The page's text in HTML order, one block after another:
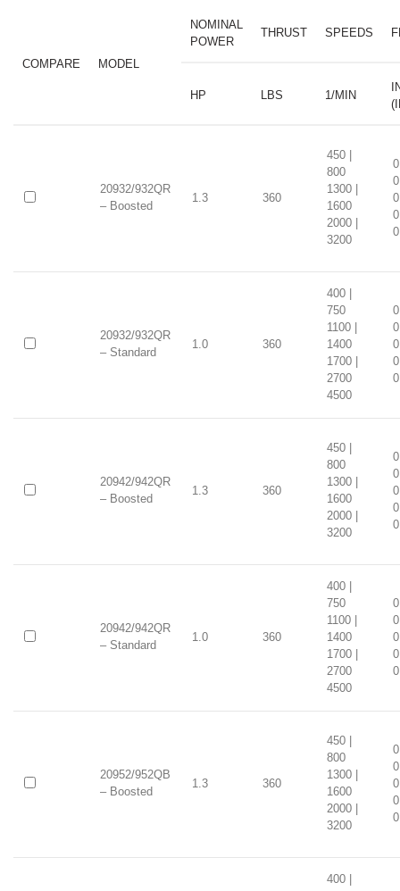
COMPARE MODEL
NOMINAL
POWER
THRUST SPEEDS
HP LBS 1/MIN
20932/932QR
– Boosted
1.3 360
450 |
800
1300 |
1600
2000 |
3200
20932/932QR
– Standard
1.0 360
400 |
750
1100 |
1400
1700 |
2700
4500
20942/942QR
– Boosted
1.3 360
450 |
800
1300 |
1600
2000 |
3200
20942/942QR
– Standard
1.0 360
400 |
750
1100 |
1400
1700 |
2700
4500
20952/952QB
– Boosted
1.3 360
450 |
800
1300 |
1600
2000 |
3200
400 |